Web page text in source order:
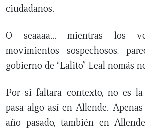
ciudadanos.
O seaaaa… mientras los
movimientos sospechosos,
gobierno de “Lalito” Leal nomás
Por si faltara contexto, no es
pasa algo así en Allende.
año pasado, también en